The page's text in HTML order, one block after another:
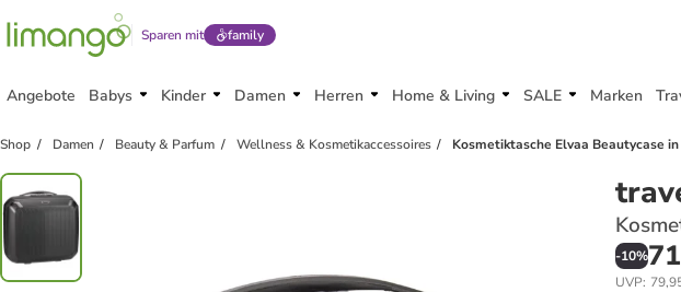
Sparen mit family
Angebote Babys Kinder Damen Herren Home & Living SALE Marken
Shop Damen Beauty & Parfum Wellness & Kosmetikaccessoires Kosmetiktasche Elvaa Beautycase
-10%
UVP: